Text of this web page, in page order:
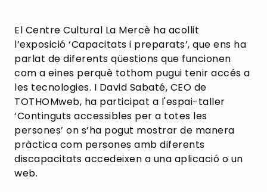
El Centre Cultural La Mercè ha acollit
l’exposició ‘Capacitats i preparats’, que ens ha
parlat de diferents qüestions que funcionen
com a eines perquè tothom pugui tenir accés a
les tecnologies. I David Sabaté, CEO de
TOTHOMweb, ha participat a l'espai-taller
‘Continguts accessibles per a totes les
persones’ on s’ha pogut mostrar de manera
pràctica com persones amb diferents
discapacitats accedeixen a una aplicació o un
web.